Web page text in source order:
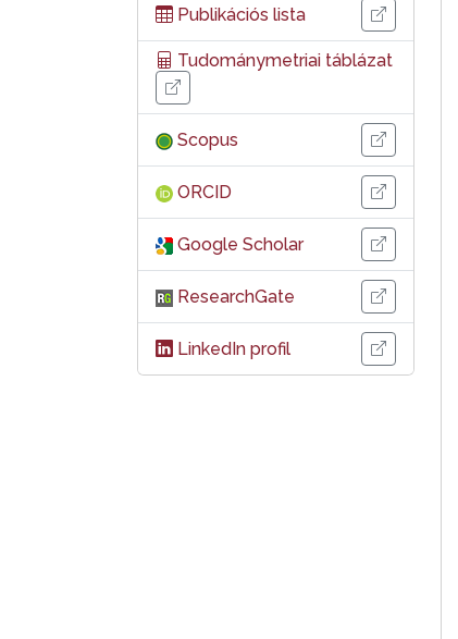
Publikációs lista
Tudománymetriai táblázat
Scopus
ORCID
Google Scholar
ResearchGate
LinkedIn profil